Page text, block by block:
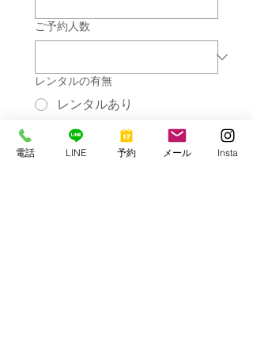
ご予約人数
レンタルの有無
レンタルあり
レンタルなし
その他ご質問やリクエストなど（な
電話 LINE 予約 メール Insta